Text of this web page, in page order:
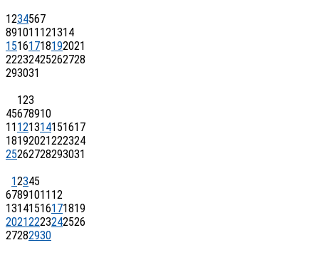
1234567
891011 121314
15161718192021
22232425262728
293031
123
45678910
11 121314151617
18192021222324
25262728293031
12345
67891011 12
13141516171819
20212223242526
27282930